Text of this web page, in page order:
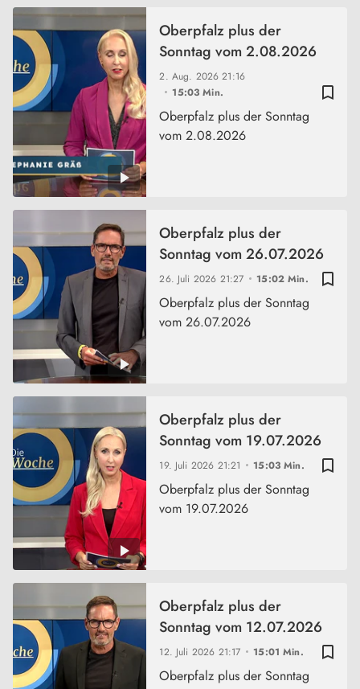
bookmark_border
2. Aug. 202621:16
15:03 Min.
Oberpfalz plus der
Sonntag vom 2.08.2026
Oberpfalz plus der Sonntag
vom 2.08.2026
bookmark_border
26. Juli 2026 21:27 15:02 Min.
Oberpfalz plus der
Sonntag vom 26.07.2026
Oberpfalz plus der Sonntag
vom 26.07.2026
bookmark_border
19. Juli 2026 21:21 15:03 Min.
Oberpfalz plus der
Sonntag vom 19.07.2026
Oberpfalz plus der Sonntag
vom 19.07.2026
bookmark_border
12. Juli 2026 21:17 15:01 Min.
Oberpfalz plus der
Sonntag vom 12.07.2026
Oberpfalz plus der Sonntag